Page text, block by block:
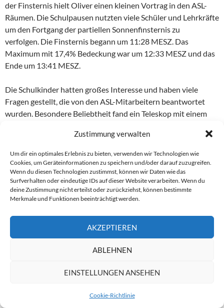
Zustimmung verwalten
Um dir ein optimales Erlebnis zu bieten, verwenden wir Technologien wie
Cookies, um Geräteinformationen zu speichern und/oder darauf zuzugreifen.
Wenn du diesen Technologien zustimmst, können wir Daten wie das
Surfverhalten oder eindeutige IDs auf dieser Website verarbeiten. Wenn du
deine Zustimmung nicht erteilst oder zurückziehst, können bestimmte
Merkmale und Funktionen beeinträchtigt werden.
AKZEPTIEREN
ABLEHNEN
EINSTELLUNGEN ANSEHEN
Cookie-Richtlinie
der Finsternis hielt Oliver einen kleinen Vortrag in den ASL-
Räumen. Die Schulpausen nutzten viele Schüler und Lehrkräfte
um den Fortgang der partiellen Sonnenfinsternis zu
verfolgen. Die Finsternis begann um 11:28 MESZ. Das
Maximum mit 17,4% Bedeckung war um 12:33 MESZ und das
Ende um 13:41 MESZ.
Die Schulkinder hatten großes Interesse und haben viele
Fragen gestellt, die von den ASL-Mitarbeitern beantwortet
wurden. Besondere Beliebtheit fand ein Teleskop mit einem
einem Durchmesser von 15 cm abgebildet. Dadurch konnte die
partielle Sonnenfinsternis von mehreren Schülern gleichzeitig
und gefahrlos beobachtet werden. Dieses Abbild der Sonne
regte die Kinder zu viel Diskussion an. Eine kleine
Sonnenfleckengruppe war auch zu erkennen.